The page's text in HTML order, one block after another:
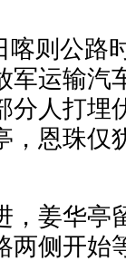
喀则公路
军运输汽
分人打埋
，恩珠仅
，姜华亭
两侧开始